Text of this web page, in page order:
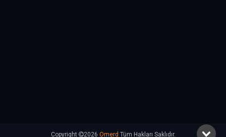
Copyright 2026 Omerd Tüm Hakları Saklıdır.